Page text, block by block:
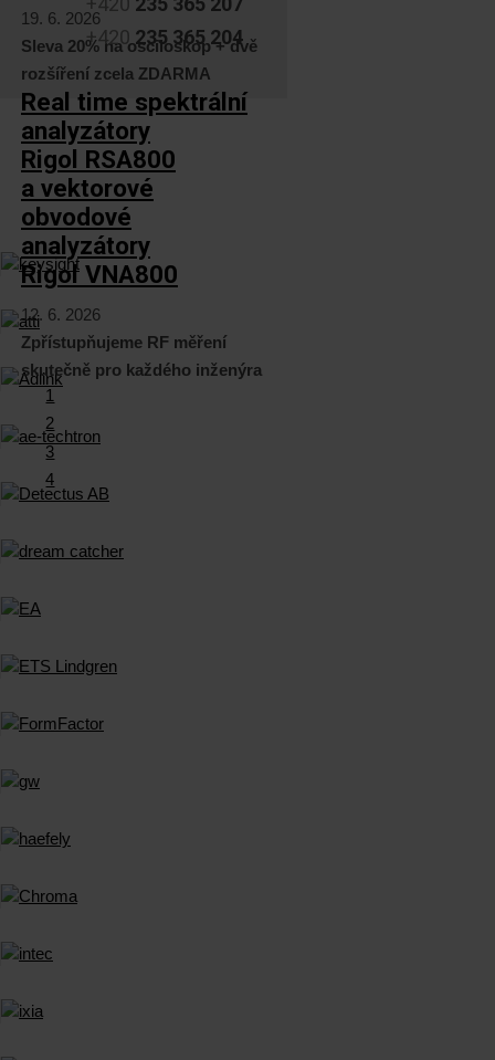
19. 6. 2026
Sleva 20% na osciloskop + dvě
rozšíření zcela ZDARMA
Real time spektrální
analyzátory
Rigol RSA800
a vektorové
obvodové
analyzátory
Rigol VNA800
12. 6. 2026
Zpřístupňujeme RF měření
skutečně pro každého inženýra
1
2
3
4
+420 235 365 204